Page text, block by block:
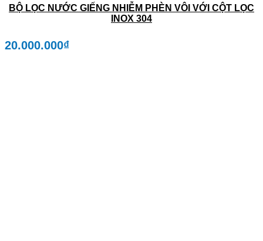
BỘ LỌC NƯỚC GIẾNG NHIỄM PHÈN VÔI VỚI CỘT LỌC
INOX 304
20.000.000₫